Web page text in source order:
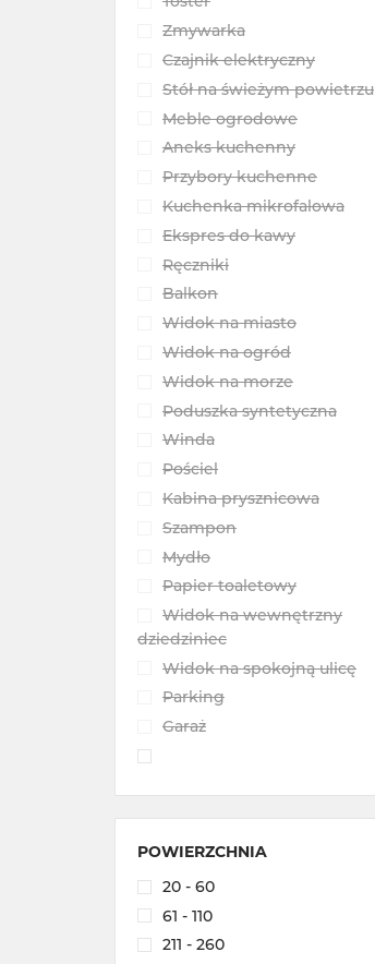
Zmywarka
Czajnik elektryczny
Stół na świeżym powietrzu
Meble ogrodowe
Aneks kuchenny
Przybory kuchenne
Kuchenka mikrofalowa
Ekspres do kawy
Ręczniki
Balkon
Widok na miasto
Widok na ogród
Widok na morze
Poduszka syntetyczna
Winda
Pościel
Kabina prysznicowa
Szampon
Mydło
Papier toaletowy
Widok na wewnętrzny
dziedziniec
Widok na spokojną ulicę
Parking
Garaż
POWIERZCHNIA
20 - 60
61 - 110
211 - 260